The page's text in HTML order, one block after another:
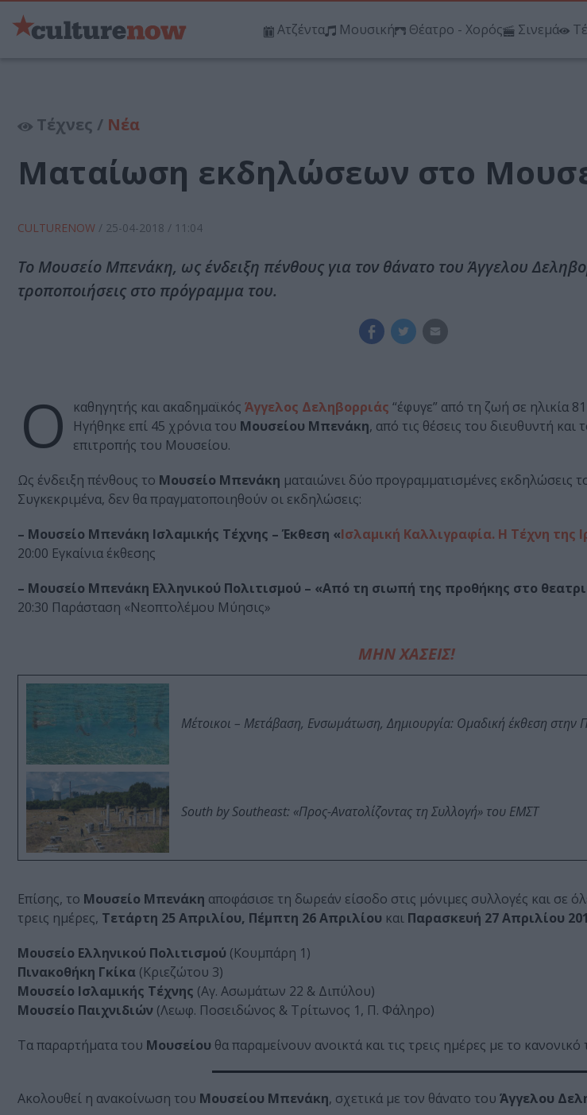
Ατζέντα Μουσική Θέατρο - Χορός Σινεμά
Τέχνες / Νέα
Ματαίωση εκδηλώσεων στο
CULTURENOW / 25-04-2018 / 11:04
Το Μουσείο Μπενάκη, ως ένδειξη πένθους για τον θάνατο του Άγγελου
τροποποιήσεις στο πρόγραμμα του.
Ο καθηγητής και ακαδημαϊκός Άγγελος Δεληβορριάς “έφυγε” από τη ζωή σε ηλικία
Ηγήθηκε επί 45 χρόνια του Μουσείου Μπενάκη, από τις θέσεις του διευθυντή και
επιτροπής του Μουσείου.
Ως ένδειξη πένθους το Μουσείο Μπενάκη ματαιώνει δύο προγραμματισμένες εκδηλώσεις
Συγκεκριμένα, δεν θα πραγματοποιηθούν οι εκδηλώσεις:
– Μουσείο Μπενάκη Ισλαμικής Τέχνης – Έκθεση «Ισλαμική Καλλιγραφία. Η Τέχνη της
20:00 Εγκαίνια έκθεσης
– Μουσείο Μπενάκη Ελληνικού Πολιτισμού – «Από τη σιωπή της προθήκης στο
20:30 Παράσταση «Νεοπτολέμου Μύησις»
ΜΗΝ ΧΑΣΕΙΣ!
Μέτοικοι – Μετάβαση, Ενσωμάτωση, Δημιουργία: Ομαδική έκθεση στην
South by Southeast: «Προς-Ανατολίζοντας τη Συλλογή» του ΕΜΣΤ
Επίσης, το Μουσείο Μπενάκη αποφάσισε τη δωρεάν είσοδο στις μόνιμες συλλογές και σε
τρεις ημέρες, Τετάρτη 25 Απριλίου, Πέμπτη 26 Απριλίου και Παρασκευή 27 Απριλίου
Μουσείο Ελληνικού Πολιτισμού (Κουμπάρη 1)
Πινακοθήκη Γκίκα (Κριεζώτου 3)
Μουσείο Ισλαμικής Τέχνης (Αγ. Ασωμάτων 22 & Διπύλου)
Μουσείο Παιχνιδιών (Λεωφ. Ποσειδώνος & Τρίτωνος 1, Π. Φάληρο)
Τα παραρτήματα του Μουσείου θα παραμείνουν ανοικτά και τις τρεις ημέρες με το
Ακολουθεί η ανακοίνωση του Μουσείου Μπενάκη, σχετικά με τον θάνατο του Άγγελου